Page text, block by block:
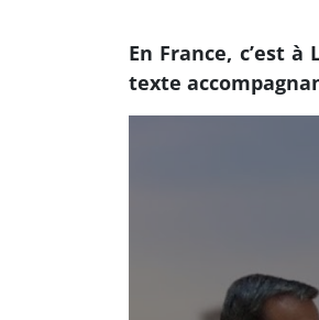
En France, c’est
texte